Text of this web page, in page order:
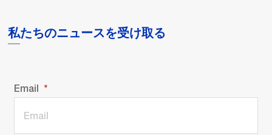
私たちのニュースを受け取る
Email